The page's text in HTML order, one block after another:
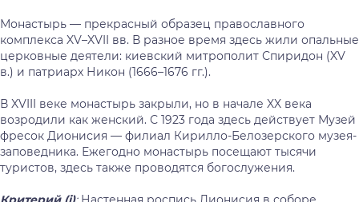
Монастырь — прекрасный образец православного
комплекса XV–XVII вв. В разное время здесь жили опальные
церковные деятели: киевский митрополит Спиридон (XV
в.) и патриарх Никон (1666–1676 гг.).
В XVIII веке монастырь закрыли, но в начале XX века
возродили как женский. С 1923 года здесь действует Музей
фресок Дионисия — филиал Кирилло-Белозерского музея-
заповедника. Ежегодно монастырь посещают тысячи
туристов, здесь также проводятся богослужения.